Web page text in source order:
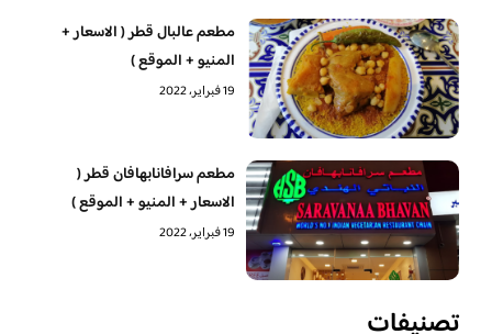
مطعم عالبال قطر ( الاسعار +
المنيو + الموقع )
19 فبراير، 2022
مطعم سرافانابهافان قطر (
الاسعار + المنيو + الموقع )
19 فبراير، 2022
تصنيفات